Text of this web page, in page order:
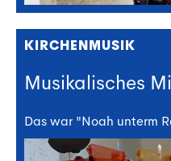
KIRCHENMUSIK
Musikalisches
Das war "Noah unterm